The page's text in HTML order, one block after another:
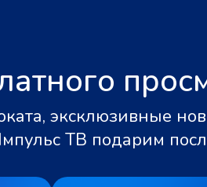
эксклюзивные
ТВ подарим